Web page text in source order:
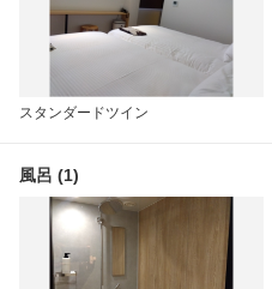
スタンダードツイン
風呂 (1)